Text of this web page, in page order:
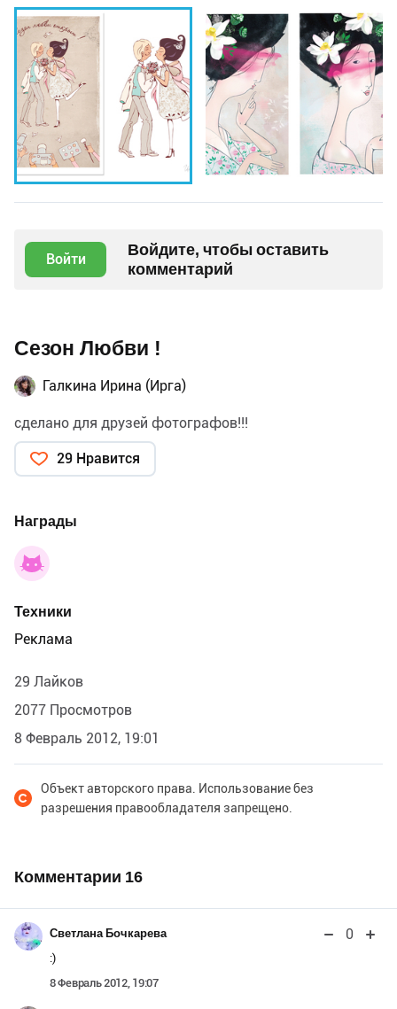
Войти
Войдите, чтобы оставить
комментарий
Сезон Любви !
Галкина Ирина (Ирга)
сделано для друзей фотографов!!!
29 Нравится
Награды
Техники
Реклама
29 Лайков
2077 Просмотров
8 Февраль 2012, 19:01
Объект авторского права. Использование без
разрешения правообладателя запрещено.
Комментарии 16
Светлана Бочкарева 0
:)
8 Февраль 2012, 19:07